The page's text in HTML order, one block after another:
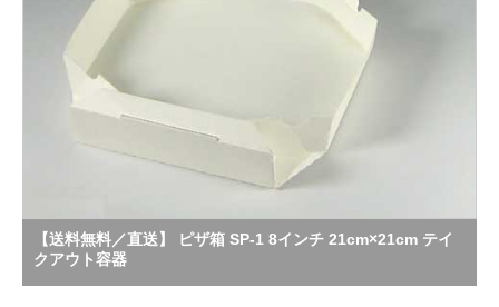
【送料無料／直送】 ピザ箱 SP-1 8インチ 21cm×21cm テイ
クアウト容器